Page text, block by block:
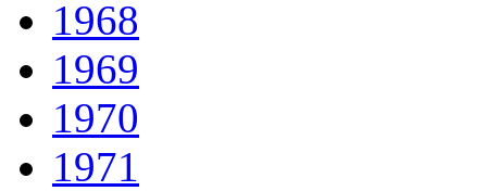
1968
1969
1970
1971